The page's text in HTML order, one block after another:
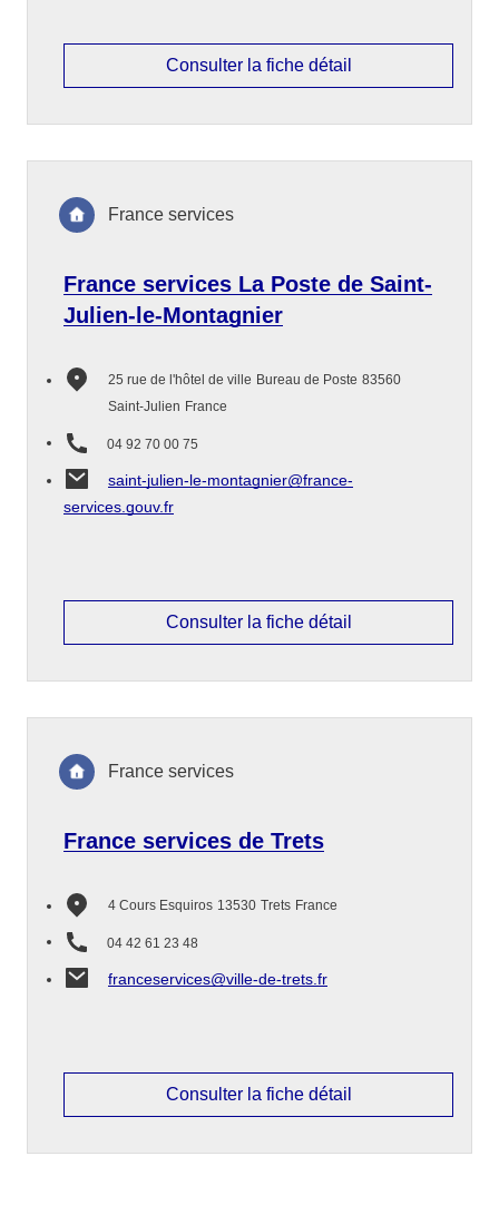
Consulter la fiche détail
France services La Poste de Saint-
Julien-le-Montagnier
25 rue de l'hôtel de ville Bureau de Poste 83560
Saint-Julien France
04 92 70 00 75
saint-julien-le-montagnier@france-
services.gouv.fr
France services
Consulter la fiche détail
France services de Trets
4 Cours Esquiros 13530 Trets France
04 42 61 23 48
franceservices@ville-de-trets.fr
France services
Consulter la fiche détail